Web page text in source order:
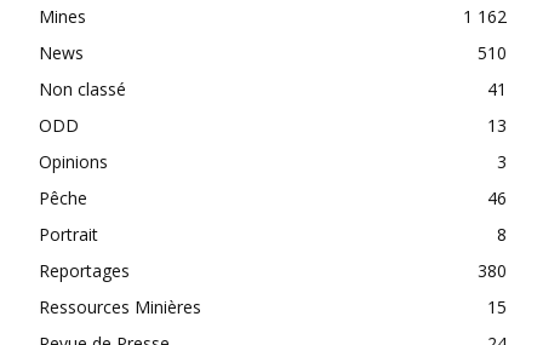
Mines
1 162
News
510
Non classé
41
ODD
13
Opinions
3
Pêche
46
Portrait
8
Reportages
380
Ressources Minières
15